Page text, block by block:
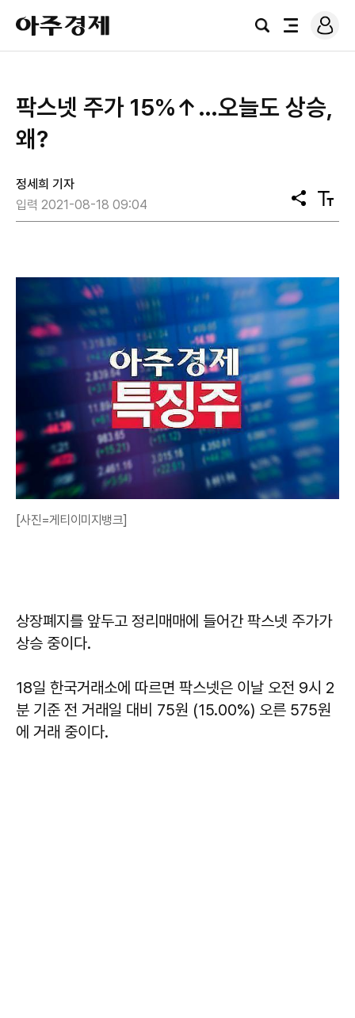
아
주
경
검
전
로
그
팍스넷 주가 15%↑…오늘도 상승,
왜?
정세희 기자
입력 2021-08-18 09:04
공
유
텍
스
[사진=게티이미지뱅크]
상장폐지를 앞두고 정리매매에 들어간 팍스넷 주가가
상승 중이다.
18일 한국거래소에 따르면 팍스넷은 이날 오전 9시 2
분 기준 전 거래일 대비 75원 (15.00%) 오른 575원
에 거래 중이다.